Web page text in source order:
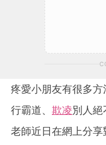
疼愛小朋友有很多方
行霸道、 欺凌別人
老師近日在網上分